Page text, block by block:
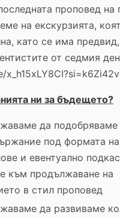
проповед на
на екскурзията,
като се има
от седмия
ни за бъдещето?
да подобряваме
под формата
и евентуално
към продължаване на
в стил проповед
да развиваме